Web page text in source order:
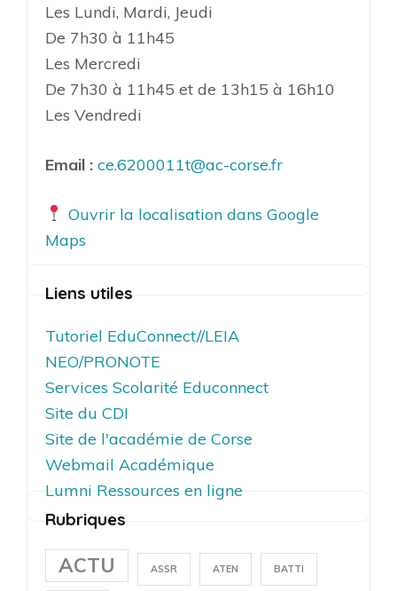
Les Lundi, Mardi, Jeudi
De 7h30 à 11h45
Les Mercredi
De 7h30 à 11h45 et de 13h15 à 16h10
Les Vendredi
Email : ce.6200011t@ac-corse.fr
Ouvrir la localisation dans Google
Maps
Liens utiles
Tutoriel EduConnect//LEIA
NEO/PRONOTE
Services Scolarité Educonnect
Site du CDI
Site de l'académie de Corse
Webmail Académique
Lumni Ressources en ligne
Rubriques
ACTU ASSR ATEN BATTI